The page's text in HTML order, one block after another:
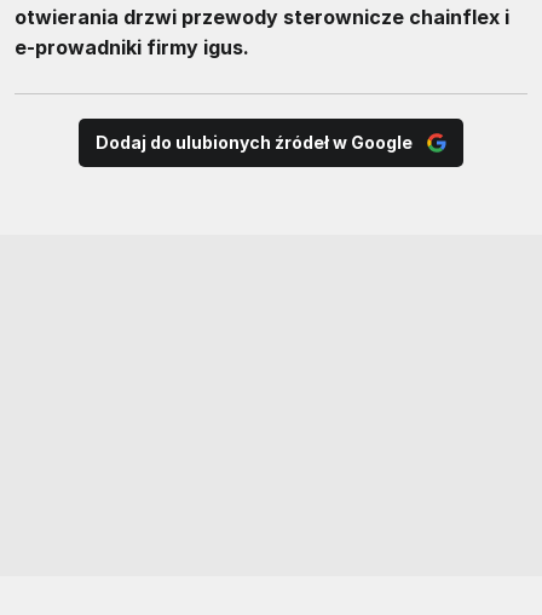
otwierania drzwi przewody sterownicze chainflex i
e-prowadniki firmy igus.
Dodaj do ulubionych źródeł w Google